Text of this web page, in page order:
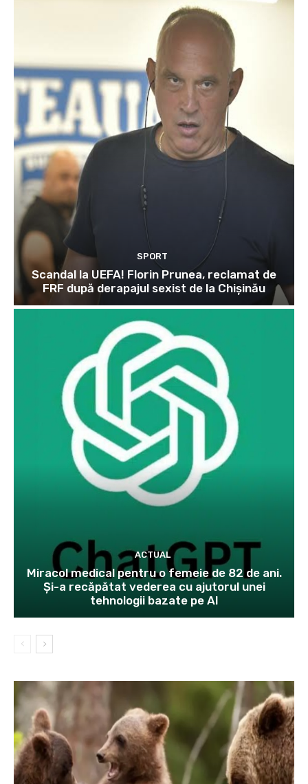
SPORT
Scandal la UEFA! Florin Prunea, reclamat de
FRF după derapajul sexist de la Chișinău
ACTUAL
Miracol medical pentru o femeie de 82 de ani.
Și-a recăpătat vederea cu ajutorul unei
tehnologii bazate pe AI